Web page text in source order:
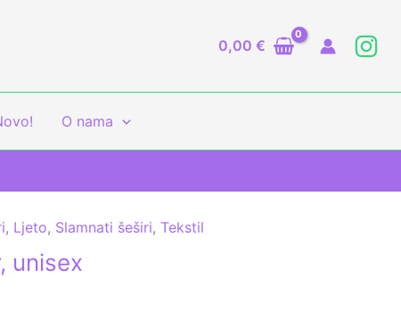
0,00 €
O nama
, Ljeto, Slamnati šeširi, Tekstil
unisex